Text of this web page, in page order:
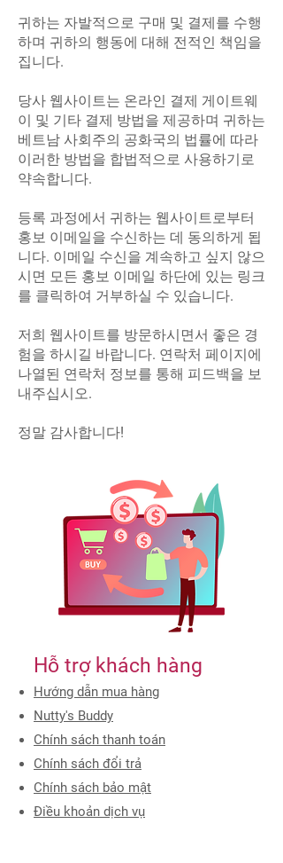
귀하는 자발적으로 구매 및 결제를 수행
하며 귀하의 행동에 대해 전적인 책임을
집니다.
당사 웹사이트는 온라인 결제 게이트웨
이 및 기타 결제 방법을 제공하며 귀하는
베트남 사회주의 공화국의 법률에 따라
이러한 방법을 합법적으로 사용하기로
약속합니다.
등록 과정에서 귀하는 웹사이트로부터
홍보 이메일을 수신하는 데 동의하게 됩
니다. 이메일 수신을 계속하고 싶지 않으
시면 모든 홍보 이메일 하단에 있는 링크
를 클릭하여 거부하실 수 있습니다.
저희 웹사이트를 방문하시면서 좋은 경
험을 하시길 바랍니다. 연락처 페이지에
나열된 연락처 정보를 통해 피드백을 보
내주십시오.
정말 감사합니다!​
​Hỗ trợ khách hàng
Hướng dẫn mua hàng
Nutty's Buddy
Chính sách thanh toán
Chính sách đổi trả
Chính sách bảo mật
Điều khoản dịch vụ